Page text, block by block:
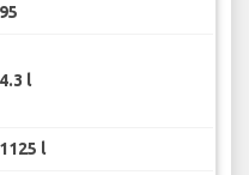
95
4.3 l
1125 l